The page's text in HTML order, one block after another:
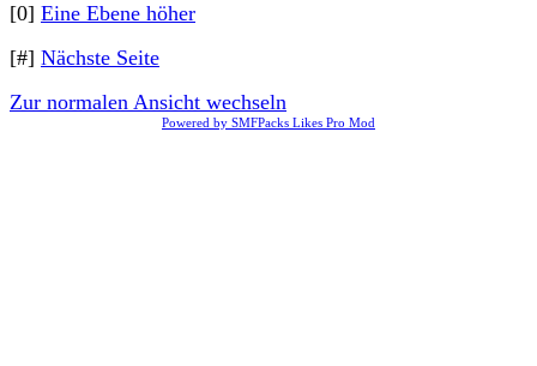
[0] Eine Ebene höher
[#] Nächste Seite
Zur normalen Ansicht wechseln
Powered by SMFPacks Likes Pro Mod